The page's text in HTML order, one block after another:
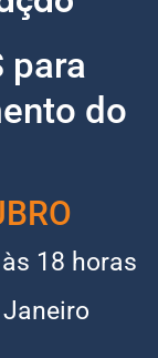
para
do
18 horas